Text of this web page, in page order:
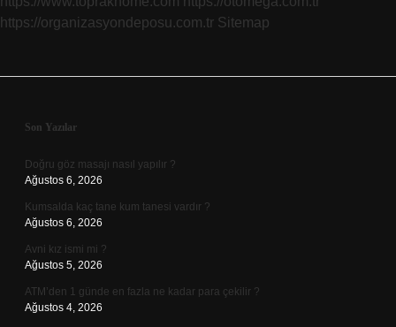
https://organizasyondeposu.com.tr Sitemap
Sidebar
Son Yazılar
Doğru göz masajı nasıl yapılır ?
Ağustos 6, 2026
Kumsalda kaç tane kum tanesi vardır ?
Ağustos 6, 2026
Avni kız ismi mi ?
Ağustos 5, 2026
ATM’den 1 günde en fazla ne kadar para çekilir ?
Ağustos 4, 2026